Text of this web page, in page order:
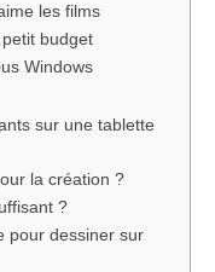
les films
petit budget
Windows
sur une tablette
la création ?
?
pour dessiner sur